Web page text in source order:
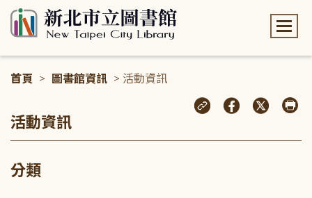
首頁 > 圖書館資訊 > 活動資訊
活動資訊
分類